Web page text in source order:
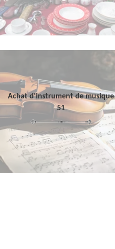
Achat d'instrument de musique
51